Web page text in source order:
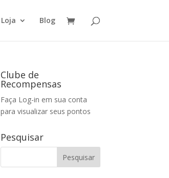
Loja Blog
Clube de
Recompensas
Faça Log-in em sua conta
para visualizar seus pontos
Pesquisar